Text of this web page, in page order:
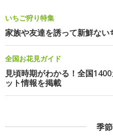
いちご狩り特集
家族や友達を誘って新鮮ない
全国お花見ガイド
見頃時期がわかる！全国
ット情報を掲載
季